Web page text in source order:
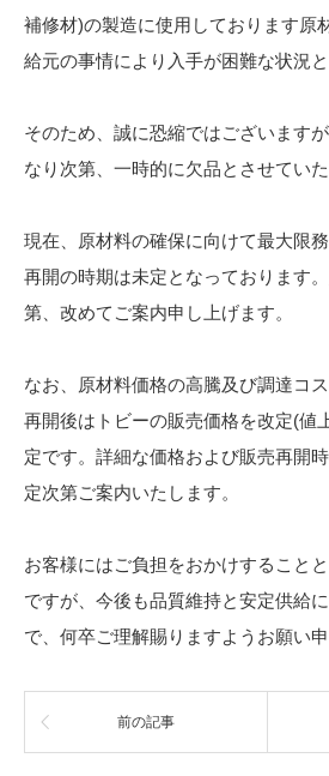
補修材)の製造に使用しております原
給元の事情により入手が困難な状況と
そのため、誠に恐縮ではございます
なり次第、一時的に欠品とさせていた
現在、原材料の確保に向けて最大限
再開の時期は未定となっております
第、改めてご案内申し上げます。
なお、原材料価格の高騰及び調達コ
再開後はトビーの販売価格を改定(値
定です。詳細な価格および販売再開
定次第ご案内いたします。
お客様にはご負担をおかけすること
ですが、今後も品質維持と安定供給
で、何卒ご理解賜りますようお願い申
前の記事